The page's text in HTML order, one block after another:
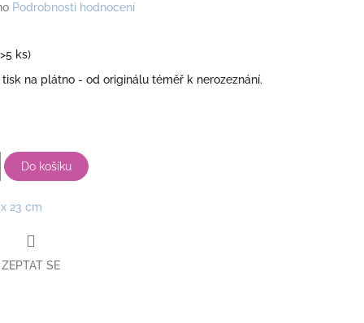
Podrobnosti hodnocení
ks)
na plátno - od originálu téměř k nerozeznání.
Do košíku
23 cm
ZEPTAT SE